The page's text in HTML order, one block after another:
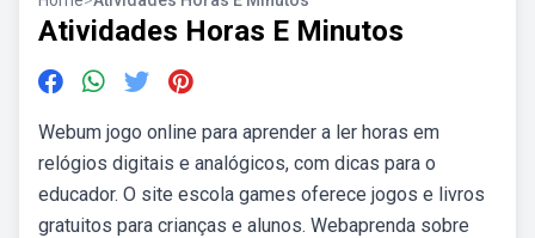
Atividades Horas E Minutos
Webum jogo online para aprender a ler horas em
relógios digitais e analógicos, com dicas para o
educador. O site escola games oferece jogos e livros
gratuitos para crianças e alunos. Webaprenda sobre